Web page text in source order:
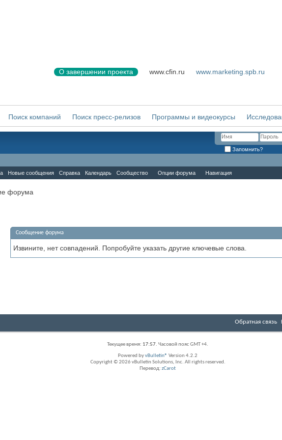
О завершении проекта www.cfin.ru www.marketing.spb.ru
Поиск компаний Поиск пресс-релизов Программы и видеокурсы
Запомнить?
Новые сообщения Справка Календарь Сообщество Опции форума Навигация
форума
Сообщение форума
Извините, нет совпадений. Попробуйте указать другие ключевые слова.
Обратная связь
Текущее время: 17:57. Часовой пояс GMT +4.
Powered byvBulletin® Version 4.2.2
Copyright © 2026 vBulletin Solutions, Inc. All rights reserved.
Перевод: zCarot